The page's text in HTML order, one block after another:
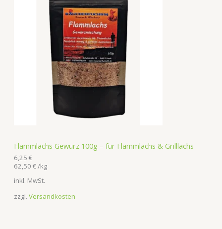
Flammlachs Gewürz 100g – für Flammlachs & Grilllachs
6,25 €
62,50 €/kg
inkl. MwSt.
zzgl. Versandkosten